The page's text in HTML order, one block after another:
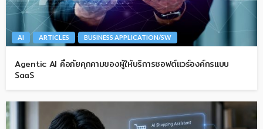
AI ARTICLES BUSINESS APPLICATION/SW
Agentic AI คือภัยคุกคามของผู้ให้บริการซอฟต์แวร์องค์กรแบบ
SaaS